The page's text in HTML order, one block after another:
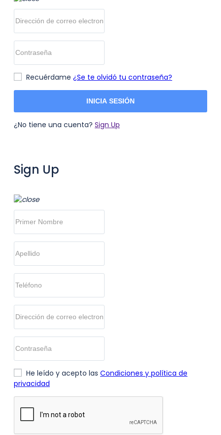
Recuérdame ¿Se te olvidó tu contraseña?
INICIA SESIÓN
¿No tiene una cuenta? Sign Up
Sign Up
He leído y acepto las Condiciones y política de
privacidad